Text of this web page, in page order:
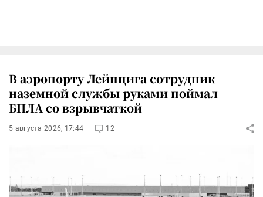
В аэропорту Лейпцига сотрудник
наземной службы руками поймал
БПЛА со взрывчаткой
5 августа 2026, 17:44 12